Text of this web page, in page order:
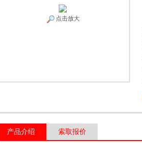
点击放大
产品介绍 索取报价